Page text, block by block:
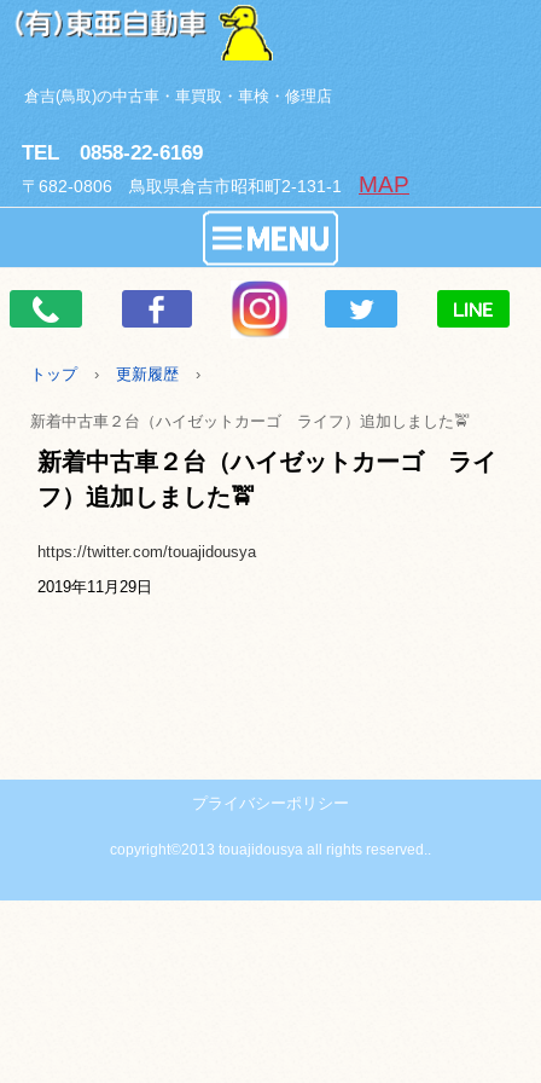
倉吉(鳥取)の中古車・車買取・車検・修理店
TEL 0858-22-6169
〒682-0806 鳥取県倉吉市昭和町2-131-1 MAP
トップ › 更新履歴 ›
新着中古車２台（ハイゼットカーゴ ライフ）追加しました🚖
新着中古車２台（ハイゼットカーゴ ライ
フ）追加しました🚖
https://twitter.com/touajidousya
2019年11月29日
プライバシーポリシー
copyright©2013 touajidousya all rights reserved..